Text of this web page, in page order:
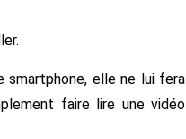
smartphone, elle ne lui fera
faire lire une vidéo